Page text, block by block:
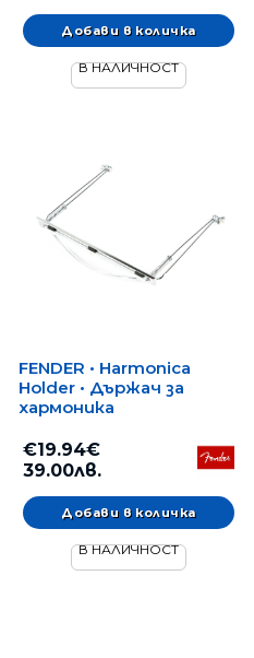
В НАЛИЧНОСТ
FENDER • Harmonica
Holder • Държач за
хармоника
€19.94€
39.00лв.
В НАЛИЧНОСТ